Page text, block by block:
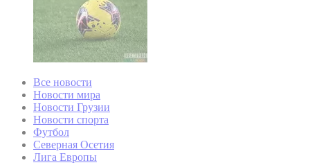
Все новости
Новости мира
Новости Грузии
Новости спорта
Футбол
Северная Осетия
Лига Европы